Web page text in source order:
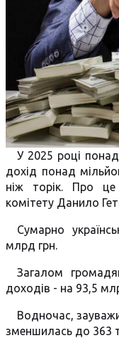
У 2025 році
дохід понад
ніж торік. Про це
комітету Данило
Сумарно
млрд грн.
Загалом
доходів - на 93,5
Водночас,
зменшилась до 363